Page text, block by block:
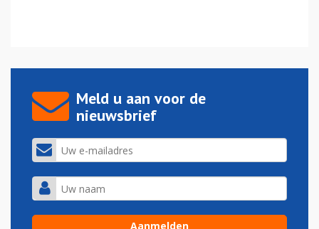
Meld u aan voor de
nieuwsbrief